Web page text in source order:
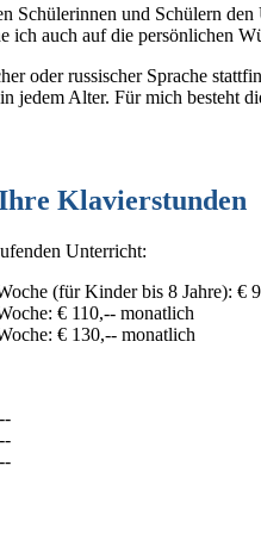
Schülerinnen und Schülern
ich auch auf die persönlichen
oder russischer Sprache
jedem Alter. Für mich besteht
Klavierstunden
Unterricht:
(für Kinder bis 8 Jahre): €
€ 110,-- monatlich
€ 130,-- monatlich